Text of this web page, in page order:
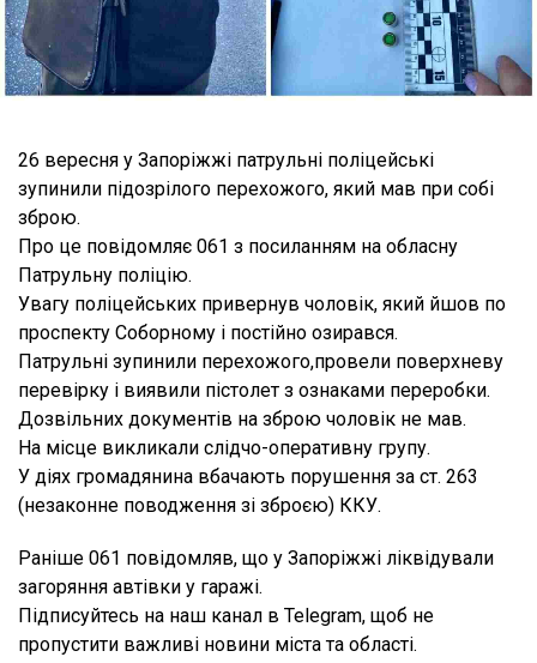
26 вересня у Запоріжжі патрульні поліцейські
зупинили підозрілого перехожого, який мав при собі
зброю.
Про це повідомляє 061 з посиланням на обласну
Патрульну поліцію.
Увагу поліцейських привернув чоловік, який йшов по
проспекту Соборному і постійно озирався.
Патрульні зупинили перехожого,провели поверхневу
перевірку і виявили пістолет з ознаками переробки.
Дозвільних документів на зброю чоловік не мав.
На місце викликали слідчо-оперативну групу.
У діях громадянина вбачають порушення за ст. 263
(незаконне поводження зі зброєю) ККУ.
Раніше 061 повідомляв, що у Запоріжжі ліквідували
загоряння автівки у гаражі.
Підписуйтесь на наш канал в Telegram, щоб не
пропустити важливі новини міста та області.